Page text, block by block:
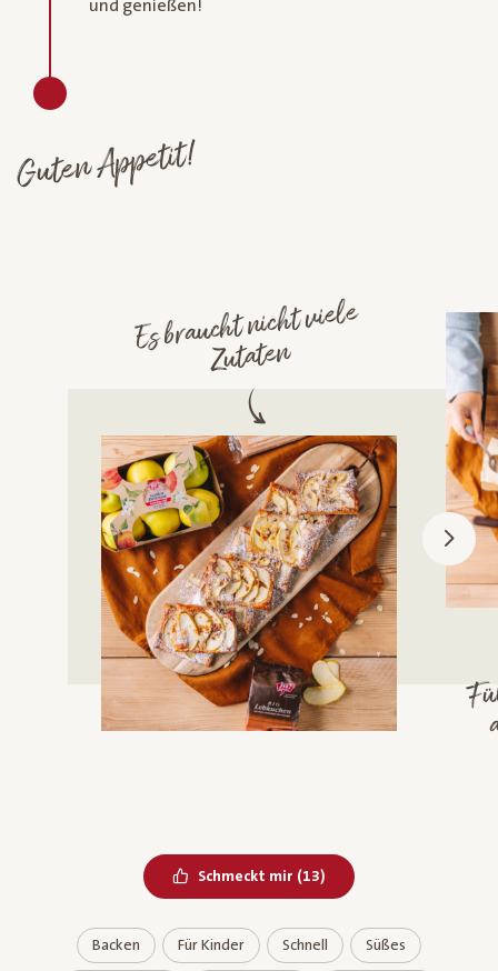
und genießen!
Guten Appetit!
Es braucht nicht viele
Zutaten
Schmeckt mir Bereits geliked
(13)
Backen Für Kinder Schnell Süßes